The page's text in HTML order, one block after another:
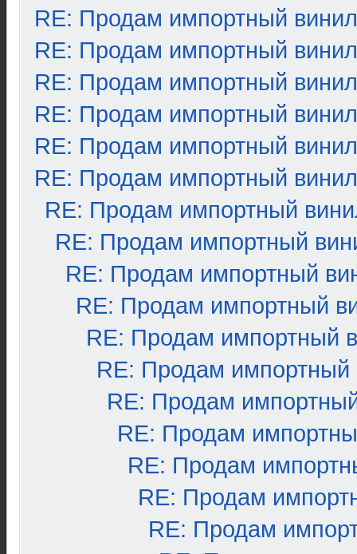
RE: Продам импортный винил
RE: Продам импортный винил
RE: Продам импортный винил
RE: Продам импортный винил
RE: Продам импортный винил
RE: Продам импортный винил
RE: Продам импортный
RE: Продам импортный
RE: Продам импортный
RE: Продам импортный
RE: Продам импортный
RE: Продам импортный
RE: Продам
RE: Продам
RE: Продам
RE: Продам
RE: Продам